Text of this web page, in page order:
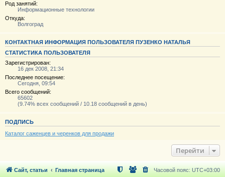
Род занятий:
Информационные технологии
Откуда:
Волгоград
КОНТАКТНАЯ ИНФОРМАЦИЯ ПОЛЬЗОВАТЕЛЯ ПУЗЕНКО НАТАЛЬЯ
СТАТИСТИКА ПОЛЬЗОВАТЕЛЯ
Зарегистрирован:
16 дек 2008, 21:34
Последнее посещение:
Сегодня, 09:54
Всего сообщений:
65602
(9.74% всех сообщений / 10.18 сообщений в день)
ПОДПИСЬ
Каталог саженцев и черенков для продажи
Перейти
Сайт, статьи Главная страница Часовой пояс: UTC+03:00